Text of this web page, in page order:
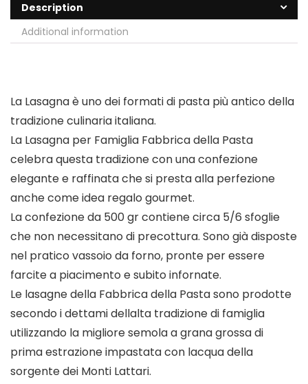
Description
Additional information
La Lasagna è uno dei formati di pasta più antico della
tradizione culinaria italiana.
La Lasagna per Famiglia Fabbrica della Pasta
celebra questa tradizione con una confezione
elegante e raffinata che si presta alla perfezione
anche come idea regalo gourmet.
La confezione da 500 gr contiene circa 5/6 sfoglie
che non necessitano di precottura. Sono già disposte
nel pratico vassoio da forno, pronte per essere
farcite a piacimento e subito infornate.
Le lasagne della Fabbrica della Pasta sono prodotte
secondo i dettami dellalta tradizione di famiglia
utilizzando la migliore semola a grana grossa di
prima estrazione impastata con lacqua della
sorgente dei Monti Lattari.